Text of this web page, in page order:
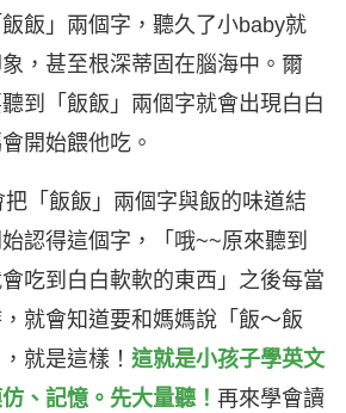
飯」兩個字，聽久了小baby就
，甚至根深蒂固在腦海中。爾
到「飯飯」兩個字就會出現白白
開始餵他吃。
「飯飯」兩個字與飯的味道結
認得這個字，「哦~~原來聽到
會吃到白白軟軟的東西」之後每當
就會知道要和媽媽說「飯～飯
就是這樣！ 這就是小孩子學英文
、記憶。先大量聽！ 再來學會讀